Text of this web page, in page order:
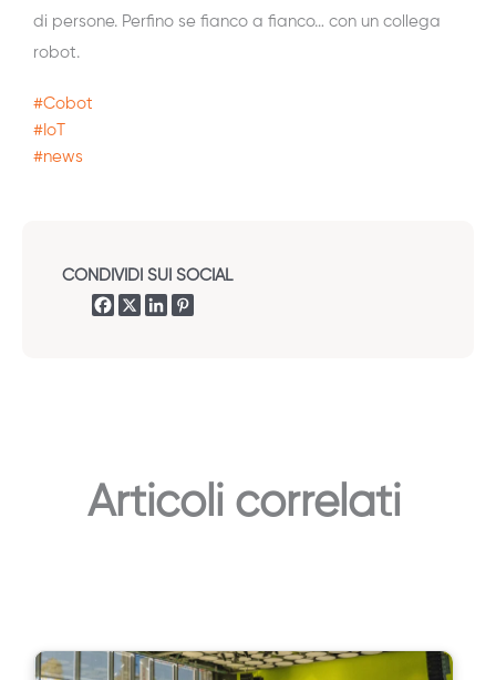
di persone. Perfino se fianco a fianco… con un collega
robot.
#Cobot
#IoT
#news
CONDIVIDI SUI SOCIAL
Articoli correlati